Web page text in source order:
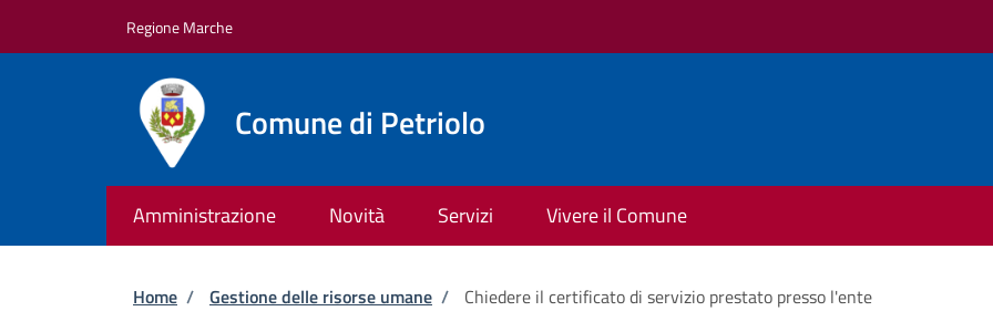
Regione Marche
Comune di Petriolo
Amministrazione Novità Servizi Vivere il Comune
Briciole di pane
Home / Gestione delle risorse umane / Chiedere il certificato di servizio prestato presso l'ente